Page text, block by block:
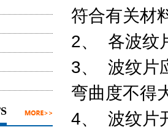
符合有关材
2、 各波纹
3、 波纹片
弯曲度不得
4、 波纹片